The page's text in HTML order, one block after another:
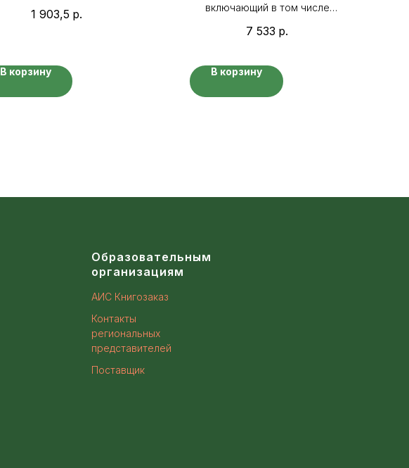
1 903,5 р.
В корзину
включающий в том числе
растений на свету и
растений в темноте
7 533 р.
В корзину
Образовательным
организациям
АИС Книгозаказ
Контакты
региональных
представителей
Поставщик